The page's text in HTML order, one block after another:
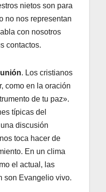
nietos son para
no nos representan
con nosotros
contactos.
. Los cristianos
como en la oración
de tu paz».
típicas del
discusión
toca hacer de
En un clima
el actual, las
son Evangelio vivo.